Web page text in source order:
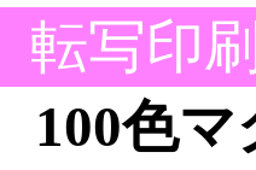
転写印
100色